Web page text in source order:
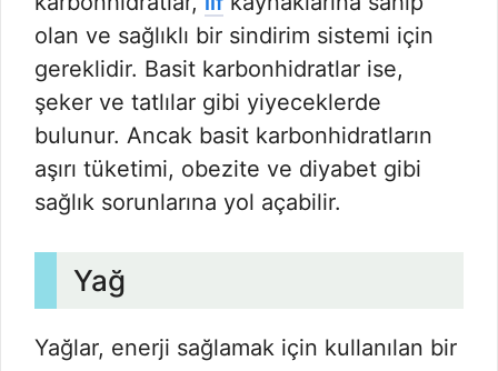
olan ve sağlıklı bir sindirim sistemi için
gereklidir. Basit karbonhidratlar ise,
şeker ve tatlılar gibi yiyeceklerde
bulunur. Ancak basit karbonhidratların
aşırı tüketimi, obezite ve diyabet gibi
sağlık sorunlarına yol açabilir.
Yağ
Yağlar, enerji sağlamak için kullanılan bir